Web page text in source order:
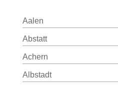
Aalen
Abstatt
Achern
Albstadt